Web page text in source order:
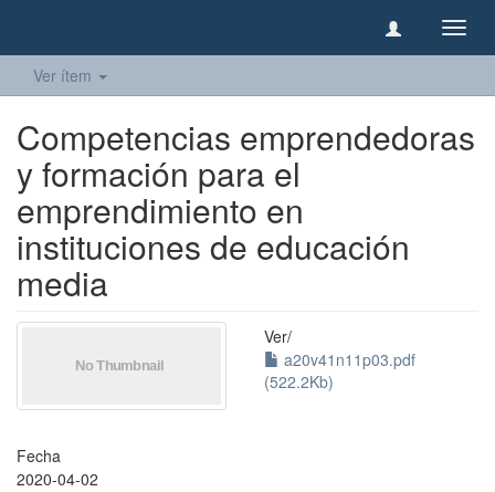
Ver ítem
Competencias emprendedoras
y formación para el
emprendimiento en
instituciones de educación
media
Ver/
a20v41n11p03.pdf
(522.2Kb)
Fecha
2020-04-02